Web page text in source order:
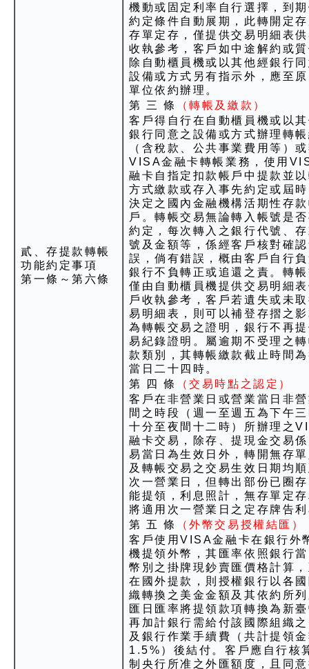
貳、存提款轉帳
功能約定事項
第一條～第六條
機動或固定利率自行選擇，到
約定條件自動展期，此轉開定
存單定存，僅提供交易明細表
收執參考，客戶如中途解約或
除自動櫃員機或以其他經銀行
設備或方式另有指示外，應至
單位依約辦理。
第 三 條
（轉帳及繳款）
客戶得自行在自動櫃員機或以
銀行同意之設備或方式辦理轉
（含稅款、公共事業費用等）
VISA金融卡轉帳業務，使用
融卡自指定扣款帳戶中提款並
方式繳款或存入事先約定或屆
決定之國內金融機構活期性存
戶。轉帳交易無論轉入帳號是
約定，每次轉入之銀行代號、
號及金額等，係經客戶核對確
誤，倘有錯誤，概由客戶自行
銀行不負轉正或追還之責。轉
僅由自動櫃員機提供交易明細
戶收執參考，客戶若遺失或未
易明細表，則可以補登存摺之
為轉帳交易之證明，銀行不再
易紀錄證明。屬逾期不受理之
款類別，其轉帳繳款截止時間
當日二十四時。
第 四 條
（交易時點之認定）
客戶在非營業日或營業當日非
間之時段（週一至週五為下午
十分至夜間十二時）所辦理之
融卡交易，除存、提現金交易
易當日為生效日外，轉開無存
及轉帳交易之交易生效日期均
次一營業日，但轉出部份已圈
能提領，利息照計，無存單定
將適用次一營業日之定存牌告
第 五 條
（外幣交易授權結匯）
客戶使用VISA金融卡在銀行外
機提領外幣，其匯率依照銀行
幣別之掛牌現鈔賣匯價格計算
在國外提款，則授權銀行以各
織轉換之美金金額及其依約所
匯日匯率將提領款項轉換為新
再加計銀行需給付該國際組織
及銀行作業手續費（共計提領
1.5%）後結付。客戶應自行核
制央行所准之外匯額度，且同